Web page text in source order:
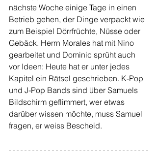
nächste Woche einige Tage in einen
Betrieb gehen, der Dinge verpackt wie
zum Beispiel Dörrfrüchte, Nüsse oder
Gebäck. Herrn Morales hat mit Nino
gearbeitet und Dominic sprüht auch
vor Ideen: Heute hat er unter jedes
Kapitel ein Rätsel geschrieben. K-Pop
und J-Pop Bands sind über Samuels
Bildschirm geflimmert, wer etwas
darüber wissen möchte, muss Samuel
fragen, er weiss Bescheid.